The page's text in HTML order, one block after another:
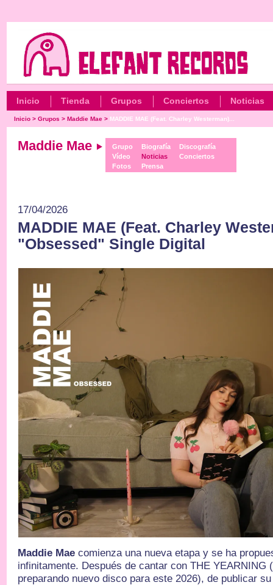
Inicio Tienda Grupos Conciertos Noticias
Inicio >Grupos >Maddie Mae > MADDIE MAE (Feat. Charley Westerman)...
Maddie Mae
Grupo
Vídeo
Fotos
Biografía
Noticias
Prensa
Discografía
Conciertos
17/04/2026
MADDIE MAE (Feat. Charley
"Obsessed" Single Digital
Maddie Mae comienza una nueva etapa y se ha
infinitamente. Después de cantar con THE YEARNING
preparando nuevo disco para este 2026), de publicar